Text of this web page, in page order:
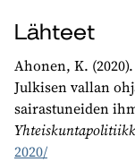
Lähteet
Ahonen, K.
Julkisen vallan
sairastuneiden
2020/